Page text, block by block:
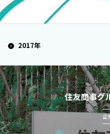
2017年
住友商事グ
企